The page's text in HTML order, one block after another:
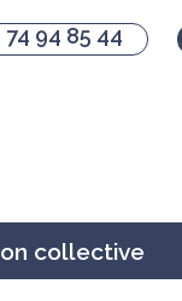
74 94 85 44
collective